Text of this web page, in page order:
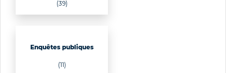
(39)
Enquêtes publiques
(11)